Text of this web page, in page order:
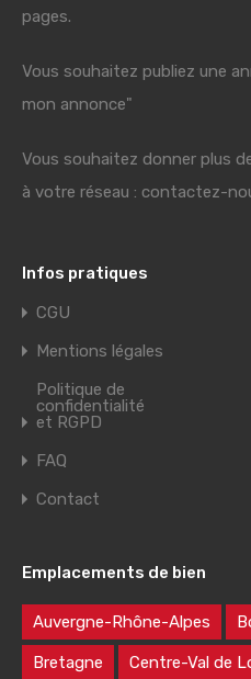
pages.
Vous souhaitez publiez une
mon annonce"
Vous souhaitez donner plus
à votre réseau : contactez-
Infos pratiques
CGU
Mentions légales
Politique de
confidentialité
et RGPD
FAQ
Contact
Emplacements de bien
Auvergne-Rhône-Alpes
Bretagne Centre-Val de